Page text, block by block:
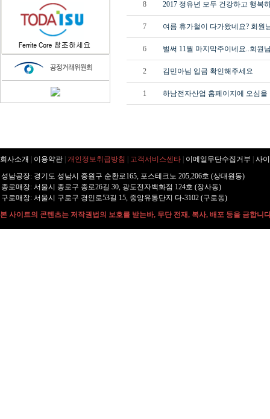
8 2017 정유년 모두 건강하고 행복
7 여름 휴가철이 다가왔네요? 회원
6 벌써 11월 마지막주이네요..회원
2 김민아님 입금 확인해주세요
1 하남전자산업 홈페이지에 오심을
회사소개 이용약관 개인정보취급방침 고객서비스센타 이메일무단수집거부
사
성남공장: 경기도 성남시 중원구 순환로165, 포스테크노 205,206호 (상대원동)
종로매장: 서울시 종로구 종로26길 30, 광도전자백화점 124호 (장사동)
구로매장: 서울시 구로구 경인로53길 15, 중앙유통단지 다-3102 (구로동)
본 사이트의 콘텐츠는 저작권법의 보호를 받는바, 무단 전재, 복사, 배포 등을 금합니